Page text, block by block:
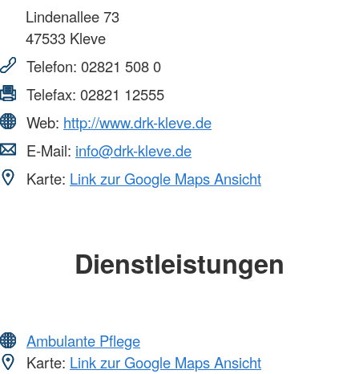
Lindenallee 73
47533 Kleve
Telefon: 02821 508 0
Telefax: 02821 12555
Web: http://www.drk-kleve.de
E-Mail: info@drk-kleve.de
Karte: Link zur Google Maps Ansicht
Dienstleistungen
Ambulante Pflege
Karte: Link zur Google Maps Ansicht